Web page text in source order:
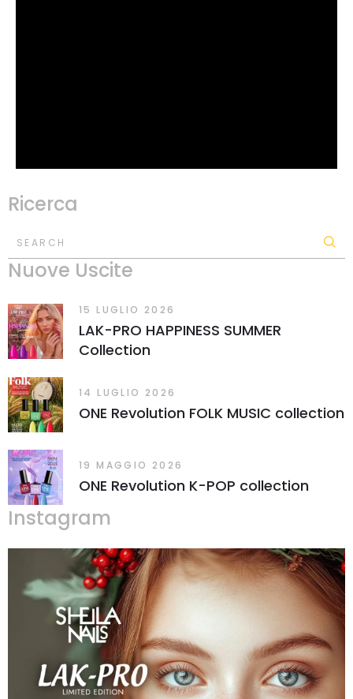
Ricerca
SEARCH
Nuove Uscite
15 LUGLIO 2026
LAK-PRO HAPPINESS SUMMER
Collection
14 LUGLIO 2026
ONE Revolution FOLK MUSIC collection
19 MAGGIO 2026
ONE Revolution K-POP collection
Instagram